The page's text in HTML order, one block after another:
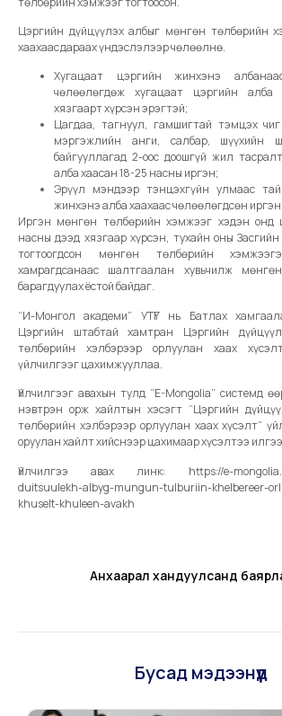
Цэргийн дүйцүүлэх албыг мөнгөн төлбөрийн
хаахаас дараах үндэслэлээр чөлөөлнө.
Хугацаат цэргийн жинхэнэ
чөлөөлөгдөж хугацаат цэргийн
хязгаарт хүрсэн эрэгтэй;
Цагдаа, тагнуул, гамшигтай тэмцэх
мэргэжлийн анги, салбар, шүүхийн
байгууллагад 2-оос доошгүй жил
алба хаасан 18-25 насны иргэн;
Эрүүл мэндээр тэнцэхгүйн улмаас
жинхэнэ алба хаахаас чөлөөлөгдсөн иргэн;
Иргэн мөнгөн төлбөрийн хэмжээг хэдэн онд
насны дээд хязгаар хүрсэн, тухайн оны
тогтоогдсон мөнгөн төлбөрийн
хамрагдсанаас шалтгаалан хувьчилж
барагдуулах ёстой байдаг.
“И-Монгол академи” УТҮГ нь Батлах
Цэргийн штабтай хамтран Цэргийн
төлбөрийн хэлбэрээр орлуулан хаах
үйлчилгээг цахимжууллаа.
Үйлчилгээг авахын тулд “E-Mongolia” системд
нэвтрэн орж хайлтын хэсэгт “Цэргийн
төлбөрийн хэлбэрээр орлуулан хаах хүсэлт”
оруулан хайлт хийснээр цахимаар хүсэлтээ
Үйлчилгээ авах линк: https://e-
duitsuulekh-albyg-mungun-tulburiin-khelbereer-
khuselt-khuleen-avakh
Анхаарал хандуулсанд
Бусад мэдээнүүд